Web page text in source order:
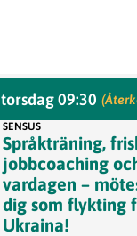
torsdag 09:30
Sensus,
Medborgarplatsen 4,
SENSUS
Språkträning,
jobbcoaching
vardagen –
dig som flykting
Ukraina!